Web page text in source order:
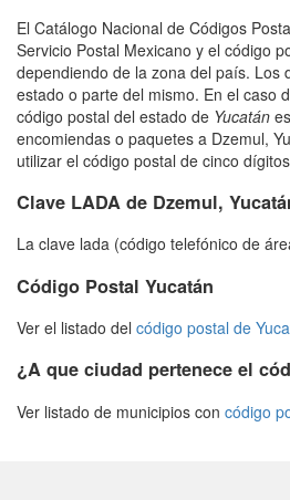
El Catálogo Nacional de Códigos
Servicio Postal Mexicano y el código
dependiendo de la zona del país. Los
estado o parte del mismo. En el caso
código postal del estado de Yucatán
encomiendas o paquetes a Dzemul,
utilizar el código postal de cinco
Clave LADA de Dzemul,
La clave lada (código telefónico de
Código Postal Yucatán
Ver el listado del código postal de
¿A que ciudad pertenece el
Ver listado de municipios con código